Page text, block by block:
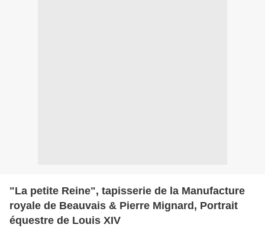
"La petite Reine", tapisserie de la Manufacture
royale de Beauvais & Pierre Mignard, Portrait
équestre de Louis XIV